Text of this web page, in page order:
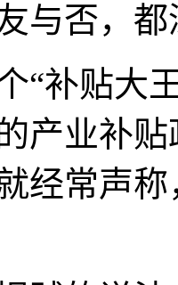
与否，
贴大王
产业补
经常声